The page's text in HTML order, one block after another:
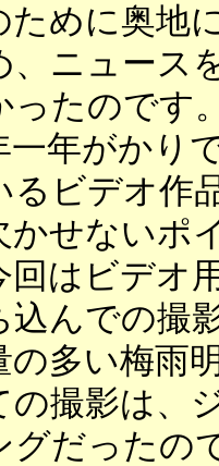
ために奥地
、ニュース
たのです。
年がかり
るビデオ作
かせないポ
回はビデオ
込んでの撮
の多い梅雨
の撮影は、
グだったの